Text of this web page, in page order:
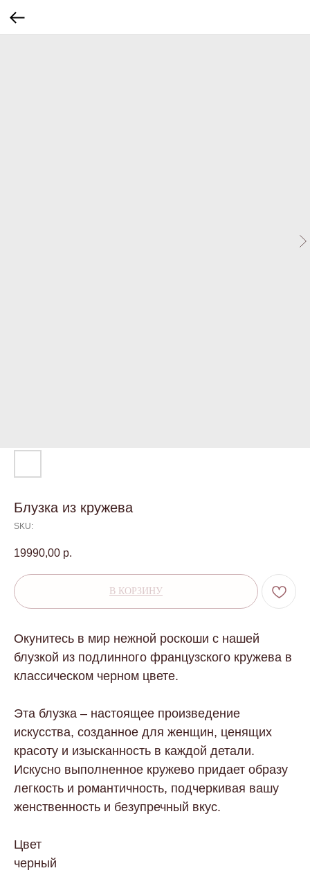
Блузка из кружева
SKU:
19990,00 р.
В КОРЗИНУ
Окунитесь в мир нежной роскоши с нашей
блузкой из подлинного французского кружева в
классическом черном цвете.
Эта блузка – настоящее произведение
искусства, созданное для женщин, ценящих
красоту и изысканность в каждой детали.
Искусно выполненное кружево придает образу
легкость и романтичность, подчеркивая вашу
женственность и безупречный вкус.
Цвет
черный